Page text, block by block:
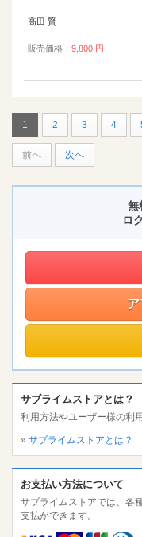
高田 賢
販売価格： 9,800 円
1 2 3 4
前へ 次へ
無
ロ
サブライムストアとは？
利用方法やユーザー様の利
» サブライムストアとは？
お支払い方法について
サブライムストアでは、各
支払ができます。